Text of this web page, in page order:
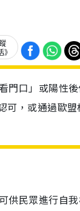
》
門口」或陽性
可，或通過歐盟
供民眾進行自